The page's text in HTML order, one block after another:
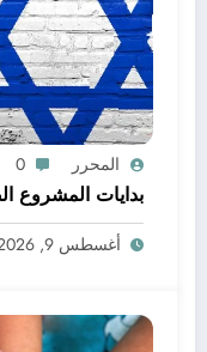
المحرر 0
بدايات المشروع الصهيوني و تشكل اسرائيل
أغسطس 9, 2026